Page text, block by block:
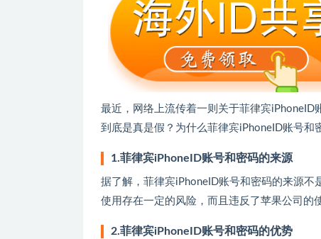
最近，网络上流传着一则关于菲律宾
到底是真是假？为什么菲律宾iPhoneID账号和
1.菲律宾iPhoneID账号和密码的来源
据了解，菲律宾iPhoneID账号和密码的来源
使用存在一定的风险，而且违反了苹果公司的
2.菲律宾iPhoneID账号和密码的优势